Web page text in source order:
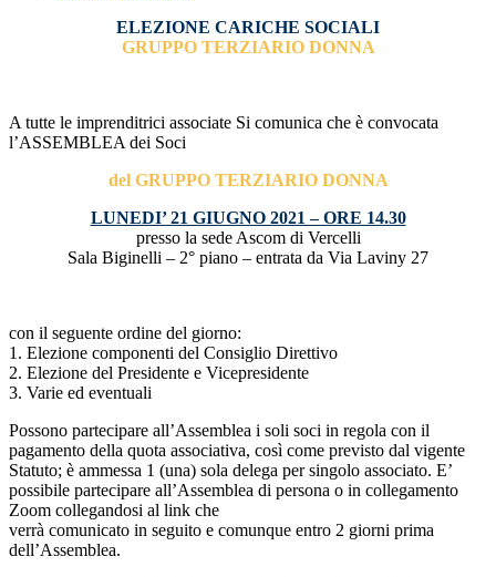
ELEZIONE CARICHE SOCIALI
GRUPPO TERZIARIO DONNA
A tutte le imprenditrici associate Si comunica che è convocata
l’ASSEMBLEA dei Soci
del GRUPPO TERZIARIO DONNA
LUNEDI’ 21 GIUGNO 2021 – ORE 14.30
presso la sede Ascom di Vercelli
Sala Biginelli – 2° piano – entrata da Via Laviny 27
con il seguente ordine del giorno:
1. Elezione componenti del Consiglio Direttivo
2. Elezione del Presidente e Vicepresidente
3. Varie ed eventuali
Possono partecipare all’Assemblea i soli soci in regola con il
pagamento della quota associativa, così come previsto dal vigente
Statuto; è ammessa 1 (una) sola delega per singolo associato. E’
possibile partecipare all’Assemblea di persona o in collegamento
Zoom collegandosi al link che
verrà comunicato in seguito e comunque entro 2 giorni prima
dell’Assemblea.